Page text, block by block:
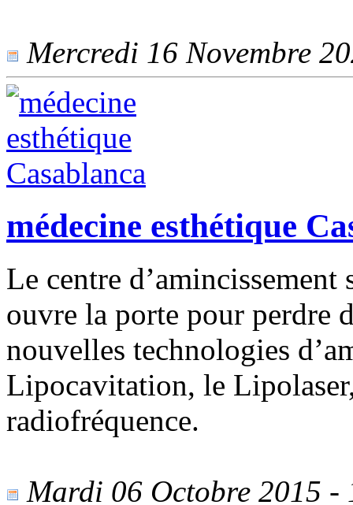
Mercredi 16 Novembre
médecine esthétique
Le centre
ouvre la porte pour perdre
nouvelles technologies
Lipocavitation, le
radiofréquence.
Mardi 06 Octobre 2015 -